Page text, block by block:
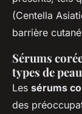
(Centella
barrière
Sérums
types de peau
Les sérums
des